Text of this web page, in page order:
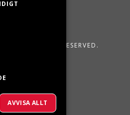
ALL RIGHTS RESERVED.
AVVISA ALLT